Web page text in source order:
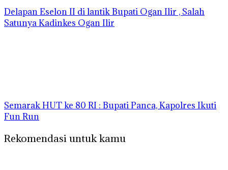
Delapan Eselon II di lantik Bupati Ogan Ilir , Salah
Satunya Kadinkes Ogan Ilir
Semarak HUT ke 80 RI : Bupati Panca, Kapolres Ikuti
Fun Run
Rekomendasi untuk kamu